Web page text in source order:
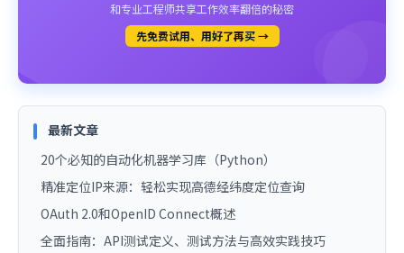
和专业工程师共享工作效率翻倍的秘密
先免费试用、用好了再买 →
最新文章
20个必知的自动化机器学习库（Python）
精准定位IP来源：轻松实现高德经纬度定位查询
OAuth 2.0和OpenID Connect概述
全面指南：API测试定义、测试方法与高效实践技巧